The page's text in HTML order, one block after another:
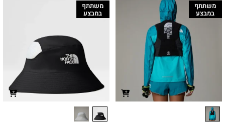
משתתף
במבצע
משתתף
במבצע